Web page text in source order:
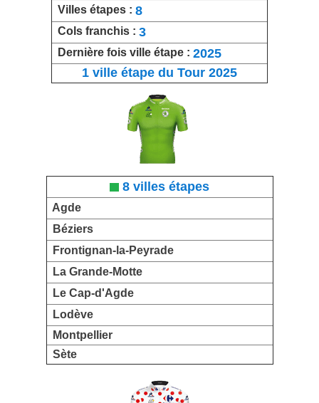
Villes étapes : 8
Cols franchis : 3
Dernière fois ville étape : 2025
1 ville étape du Tour 2025
8 villes étapes
Agde
Béziers
Frontignan-la-Peyrade
La Grande-Motte
Le Cap-d'Agde
Lodève
Montpellier
Sète